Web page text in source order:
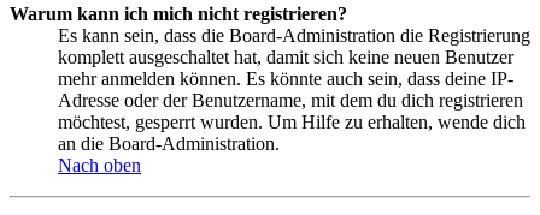
Warum kann ich mich nicht registrieren?
Es kann sein, dass die Board-Administration die Registrierung
komplett ausgeschaltet hat, damit sich keine neuen Benutzer
mehr anmelden können. Es könnte auch sein, dass deine IP-
Adresse oder der Benutzername, mit dem du dich registrieren
möchtest, gesperrt wurden. Um Hilfe zu erhalten, wende dich
an die Board-Administration.
Nach oben